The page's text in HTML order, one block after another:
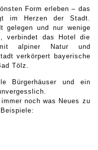
Form erleben – das
im Herzen der Stadt.
gelegen und nur wenige
verbindet das Hotel die
alpiner Natur und
verkörpert bayerische
Tölz.
Bürgerhäuser und ein
noch was Neues zu